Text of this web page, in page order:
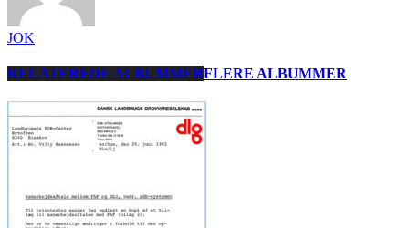
JOK
RELATEREDE ALBUMMERFLERE ALBUMMER